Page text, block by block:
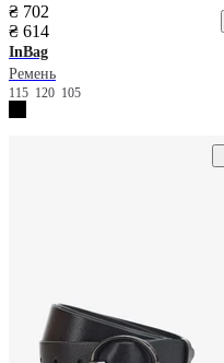
₴ 702
₴ 614
InBag
Ремень
115 120 105